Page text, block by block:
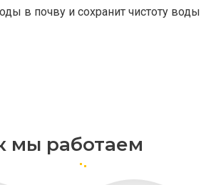
в почву и сохранит чистоту воды
мы работаем